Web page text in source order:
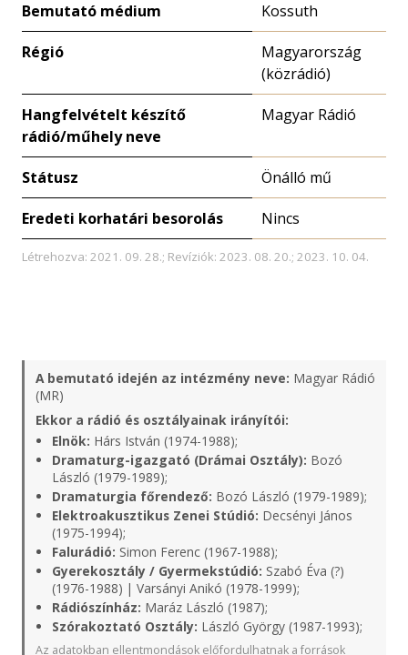
Bemutató médium Kossuth
Régió
Magyarország
(közrádió)
Hangfelvételt készítő
rádió/műhely neve
Magyar Rádió
Státusz Önálló mű
Eredeti korhatári besorolás Nincs
Létrehozva: 2021. 09. 28.; Revíziók: 2023. 08. 20.; 2023. 10. 04.
A bemutató idején az intézmény neve: Magyar Rádió
(MR)
Ekkor a rádió és osztályainak irányítói:
Elnök: Hárs István (1974-1988);
Dramaturg-igazgató (Drámai Osztály): Bozó
László (1979-1989);
Dramaturgia főrendező: Bozó László (1979-1989);
Elektroakusztikus Zenei Stúdió: Decsényi János
(1975-1994);
Falurádió: Simon Ferenc (1967-1988);
Gyerekosztály / Gyermekstúdió: Szabó Éva (?)
(1976-1988) | Varsányi Anikó (1978-1999);
Rádiószínház: Maráz László (1987);
Szórakoztató Osztály: László György (1987-1993);
Az adatokban ellentmondások előfordulhatnak a források